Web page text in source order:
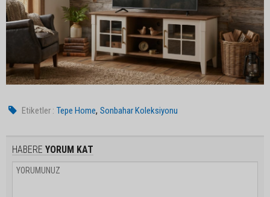
Etiketler : Tepe Home,Sonbahar Koleksiyonu
HABERE YORUM KAT